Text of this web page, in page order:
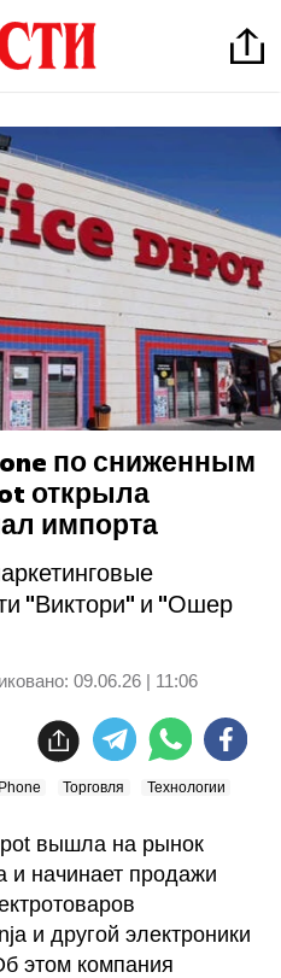
по сниженным
открыла
импорта
"Виктори" и "Ошер
09.06.26 | 11:06
Торговля Технологии
вышла на рынок
и начинает продажи
и другой электроники
этом компания